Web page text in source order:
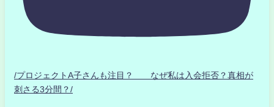
/プロジェクトA子さんも注目？ なぜ私は入会拒否？真相が
刺さる3分間？/